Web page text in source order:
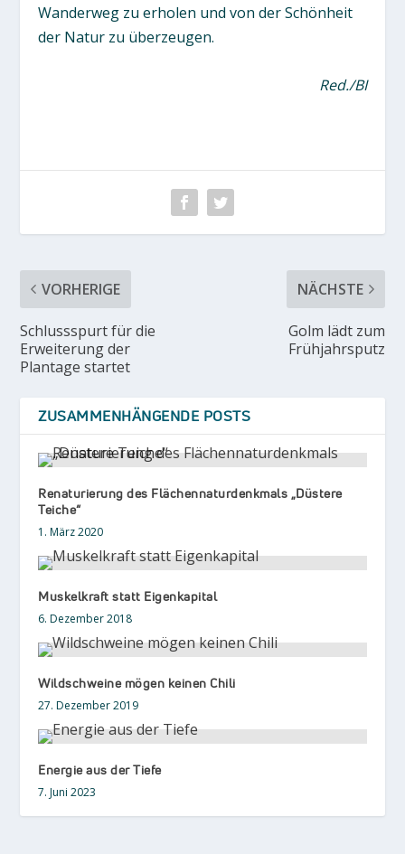
Wanderweg zu erholen und von der Schönheit
der Natur zu überzeugen.
Red./BI
VORHERIGE
Schlussspurt für die
Erweiterung der
Plantage startet
NÄCHSTE
Golm lädt zum
Frühjahrsputz
ZUSAMMENHÄNGENDE POSTS
Renaturierung des Flächennaturdenkmals „Düstere
Teiche“
1. März 2020
Muskelkraft statt Eigenkapital
6. Dezember 2018
Wildschweine mögen keinen Chili
27. Dezember 2019
Energie aus der Tiefe
7. Juni 2023